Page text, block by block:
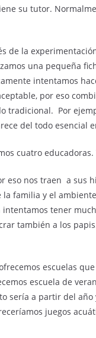
su tutor.
de la
una pequeña
intentamos
por eso
tradicional. Por
del todo esencial
cuatro
eso nos traen a sus
la familia y el
tener
también a los
escuelas
escuela de
sería a partir del
juegos